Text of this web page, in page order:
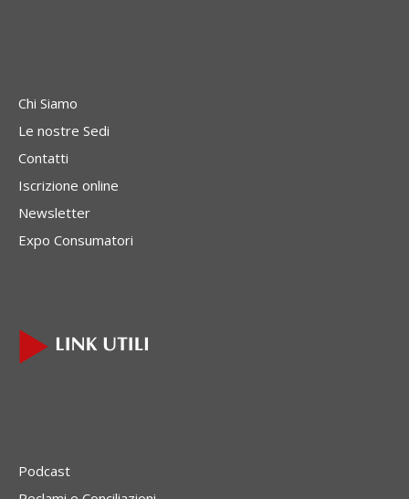
Chi Siamo
Le nostre Sedi
Contatti
Iscrizione online
Newsletter
Expo Consumatori
Podcast